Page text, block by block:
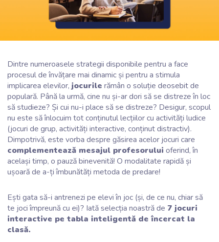
Dintre numeroasele strategii disponibile pentru a face
procesul de învățare mai dinamic și pentru a stimula
implicarea elevilor, jocurile rămân o soluție deosebit de
populară. Până la urmă, cine nu și-ar dori să se distreze în loc
să studieze? Și cui nu-i place să se distreze? Desigur, scopul
nu este să înlocuim tot conținutul lecțiilor cu activități ludice
(jocuri de grup, activități interactive, conținut distractiv).
Dimpotrivă, este vorba despre găsirea acelor jocuri care
complementează mesajul profesorului oferind, în
același timp, o pauză binevenită! O modalitate rapidă și
ușoară de a-ți îmbunătăți metoda de predare!
Ești gata să-i antrenezi pe elevi în joc (și, de ce nu, chiar să
te joci împreună cu ei)? Iată selecția noastră de 7 jocuri
interactive pe tabla inteligentă de încercat la
clasă.